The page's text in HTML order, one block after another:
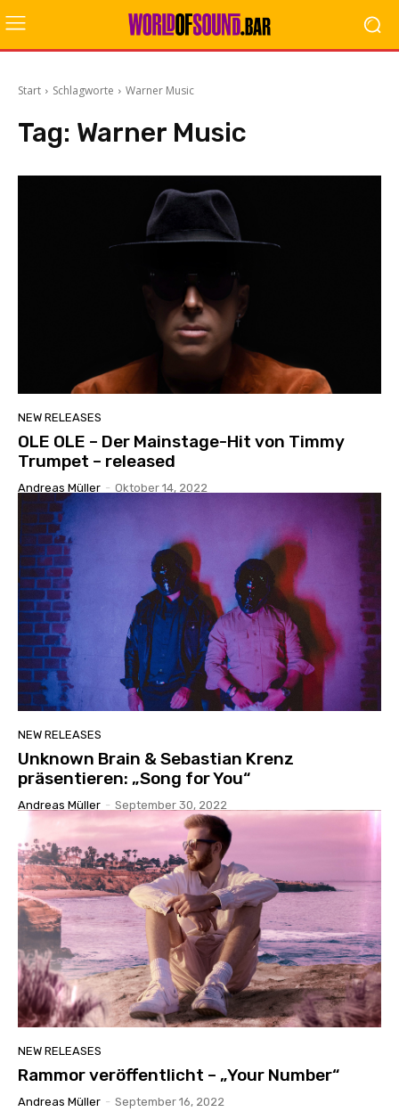
Start Schlagworte Warner Music
Tag: Warner Music
NEW RELEASES
OLE OLE – Der Mainstage-Hit von Timmy
Trumpet – released
Andreas Müller - Oktober 14, 2022
NEW RELEASES
Unknown Brain & Sebastian Krenz
präsentieren: „Song for You“
Andreas Müller - September 30, 2022
NEW RELEASES
Rammor veröffentlicht – „Your Number“
Andreas Müller - September 16, 2022